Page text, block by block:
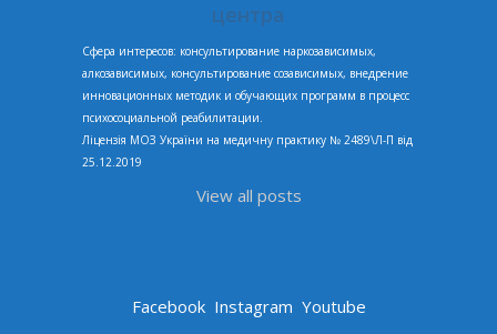
центра
Сфера интересов: консультирование наркозависимых,
алкозависимых, консультирование созависимых, внедрение
инновационных методик и обучающих программ в процесс
психосоциальной реабилитации.
Ліцензія МОЗ України на медичну практику № 2489\Л-П від
25.12.2019
View all posts
Facebook Instagram Youtube